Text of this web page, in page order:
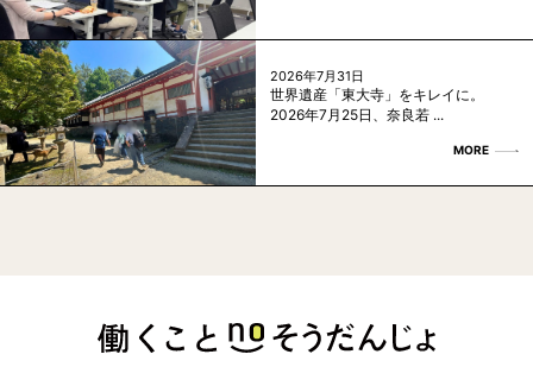
2026年7月31日
世界遺産「東大寺」をキレイに。
2026年7月25日、奈良若 ...
MORE